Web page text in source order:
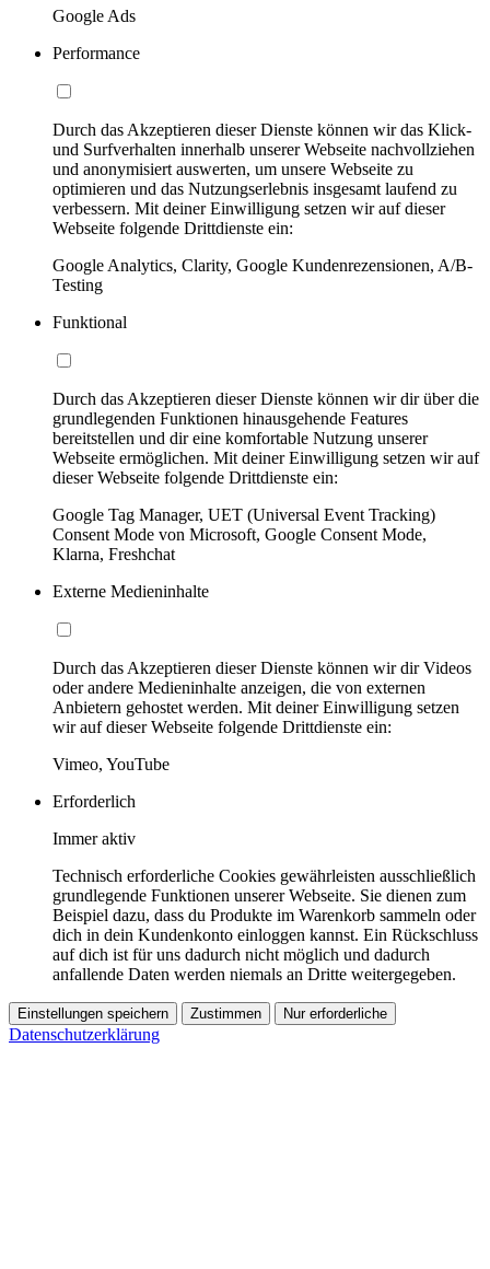
Google Ads
Performance
Durch das Akzeptieren dieser Dienste können wir das Klick-
und Surfverhalten innerhalb unserer Webseite nachvollziehen
und anonymisiert auswerten, um unsere Webseite zu
optimieren und das Nutzungserlebnis insgesamt laufend zu
verbessern. Mit deiner Einwilligung setzen wir auf dieser
Webseite folgende Drittdienste ein:
Google Analytics, Clarity, Google Kundenrezensionen, A/B-
Testing
Funktional
Durch das Akzeptieren dieser Dienste können wir dir über die
grundlegenden Funktionen hinausgehende Features
bereitstellen und dir eine komfortable Nutzung unserer
Webseite ermöglichen. Mit deiner Einwilligung setzen wir auf
dieser Webseite folgende Drittdienste ein:
Google Tag Manager, UET (Universal Event Tracking)
Consent Mode von Microsoft, Google Consent Mode,
Klarna, Freshchat
Externe Medieninhalte
Durch das Akzeptieren dieser Dienste können wir dir Videos
oder andere Medieninhalte anzeigen, die von externen
Anbietern gehostet werden. Mit deiner Einwilligung setzen
wir auf dieser Webseite folgende Drittdienste ein:
Vimeo, YouTube
Erforderlich
Immer aktiv
Technisch erforderliche Cookies gewährleisten ausschließlich
grundlegende Funktionen unserer Webseite. Sie dienen zum
Beispiel dazu, dass du Produkte im Warenkorb sammeln oder
dich in dein Kundenkonto einloggen kannst. Ein Rückschluss
auf dich ist für uns dadurch nicht möglich und dadurch
anfallende Daten werden niemals an Dritte weitergegeben.
Einstellungen speichern Zustimmen Nur erforderliche
Datenschutzerklärung